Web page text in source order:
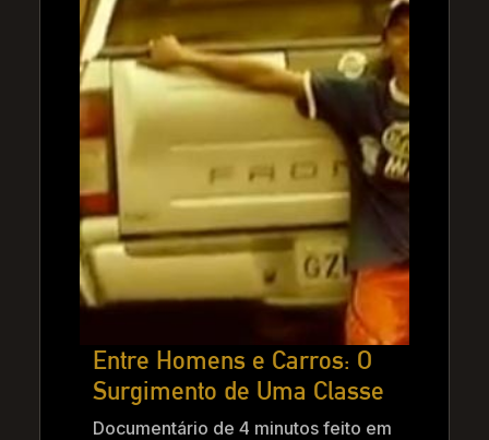
Entre Homens e Carros: O
Surgimento de Uma Classe
Documentário de 4 minutos feito em